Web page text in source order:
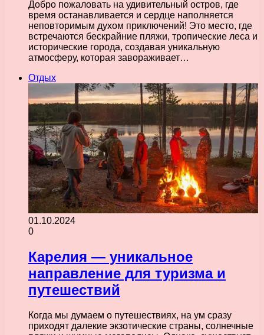
Добро пожаловать на удивительный остров, где
время останавливается и сердце наполняется
неповторимым духом приключений! Это место, где
встречаются бескрайние пляжи, тропические леса и
исторические города, создавая уникальную
атмосферу, которая завораживает…
Отдых
01.10.2024
0
Карелия — уникальное
направление для туризма и
путешествий
Когда мы думаем о путешествиях, на ум сразу
приходят далекие экзотические страны, солнечные